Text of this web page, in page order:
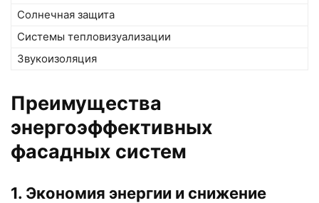
Солнечная защита
Системы тепловизуализации
Звукоизоляция
Преимущества
энергоэффективных
фасадных систем
1. Экономия энергии и снижение